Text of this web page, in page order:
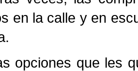
en la calle y en
opciones que les